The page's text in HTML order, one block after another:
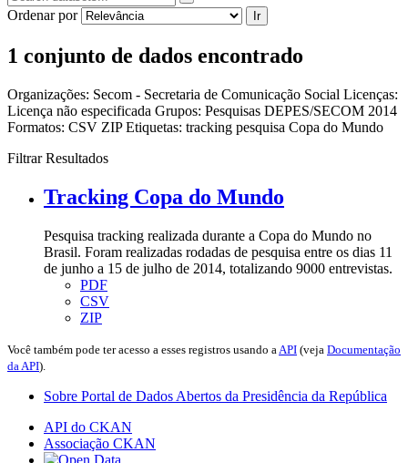
Ordenar por Ir
1 conjunto de dados encontrado
Organizações: Secom - Secretaria de Comunicação Social Licenças:
Licença não especificada Grupos: Pesquisas DEPES/SECOM 2014
Formatos: CSV ZIPEtiquetas: tracking pesquisa Copa do Mundo
Filtrar Resultados
Tracking Copa do Mundo
Pesquisa tracking realizada durante a Copa do Mundo no
Brasil. Foram realizadas rodadas de pesquisa entre os dias 11
de junho a 15 de julho de 2014, totalizando 9000 entrevistas.
PDF
CSV
ZIP
Você também pode ter acesso a esses registros usando a API (veja Documentação
da API).
Sobre Portal de Dados Abertos da Presidência da República
API do CKAN
Associação CKAN